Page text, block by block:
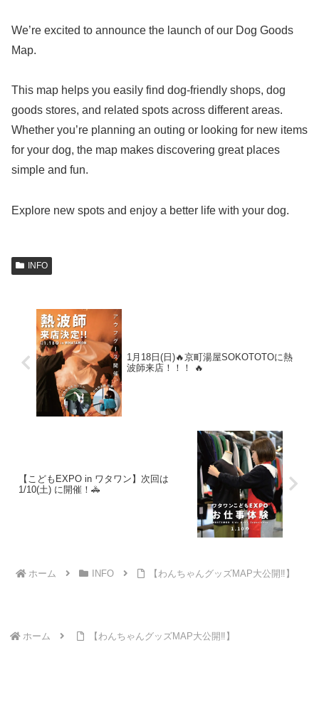
We’re excited to announce the launch of our Dog Goods
Map.
This map helps you easily find dog-friendly shops, dog
goods stores, and related spots across different areas.
Whether you’re planning an outing or looking for new items
for your dog, the map makes discovering great places
simple and fun.
Explore new spots and enjoy a better life with your dog.
INFO
1月18日(日)🔥京町湯屋SOKOTOTOに熱
波師来店！！！ 🔥
【こどもEXPO in ワタワン】次回は
1/10(土) に開催！🚓
ホーム INFO 【わんちゃんグッズMAP大公開‼】
ホーム 【わんちゃんグッズMAP大公開‼】